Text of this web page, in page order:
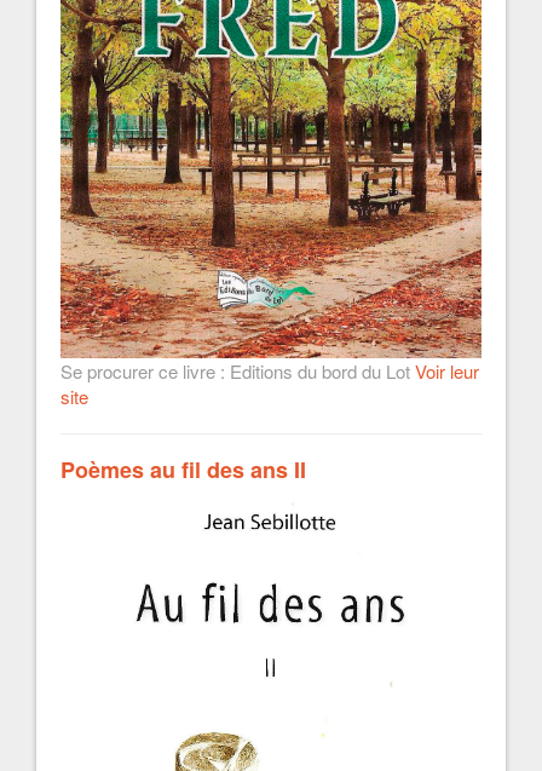
Se procurer ce livre : Editions du bord du LotVoir leur
site
Poèmes au fil des ans II